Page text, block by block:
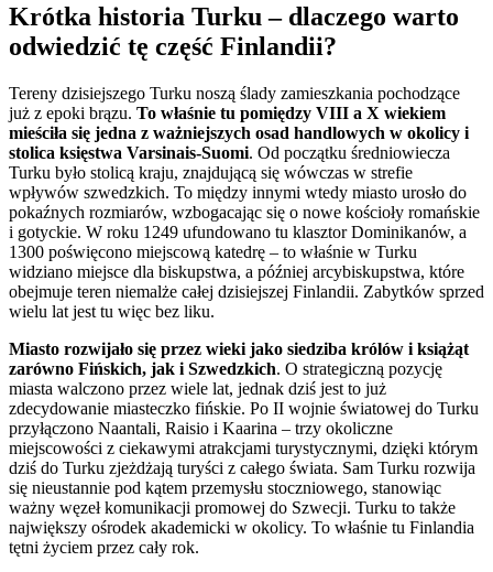
Krótka historia Turku – dlaczego warto
odwiedzić tę część Finlandii?
Tereny dzisiejszego Turku noszą ślady zamieszkania pochodzące
już z epoki brązu. To właśnie tu pomiędzy VIII a X wiekiem
mieściła się jedna z ważniejszych osad handlowych w okolicy i
stolica księstwa Varsinais-Suomi. Od początku średniowiecza
Turku było stolicą kraju, znajdującą się wówczas w strefie
wpływów szwedzkich. To między innymi wtedy miasto urosło do
pokaźnych rozmiarów, wzbogacając się o nowe kościoły romańskie
i gotyckie. W roku 1249 ufundowano tu klasztor Dominikanów, a
1300 poświęcono miejscową katedrę – to właśnie w Turku
widziano miejsce dla biskupstwa, a później arcybiskupstwa, które
obejmuje teren niemalże całej dzisiejszej Finlandii. Zabytków sprzed
wielu lat jest tu więc bez liku.
Miasto rozwijało się przez wieki jako siedziba królów i książąt
zarówno Fińskich, jak i Szwedzkich. O strategiczną pozycję
miasta walczono przez wiele lat, jednak dziś jest to już
zdecydowanie miasteczko fińskie. Po II wojnie światowej do Turku
przyłączono Naantali, Raisio i Kaarina – trzy okoliczne
miejscowości z ciekawymi atrakcjami turystycznymi, dzięki którym
dziś do Turku zjeżdżają turyści z całego świata. Sam Turku rozwija
się nieustannie pod kątem przemysłu stoczniowego, stanowiąc
ważny węzeł komunikacji promowej do Szwecji. Turku to także
największy ośrodek akademicki w okolicy. To właśnie tu Finlandia
tętni życiem przez cały rok.